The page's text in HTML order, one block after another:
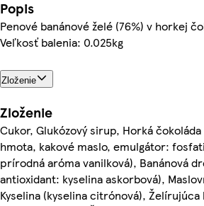
Popis
Penové banánové želé (76%) v horkej
Veľkosť balenia: 0.025kg
Zloženie
Zloženie
Cukor, Glukózový sirup, Horká
hmota, kakové maslo, emulgátor:
prírodná aróma vanilková), Banánová
antioxidant: kyselina askorbová),
Kyselina (kyselina citrónová),